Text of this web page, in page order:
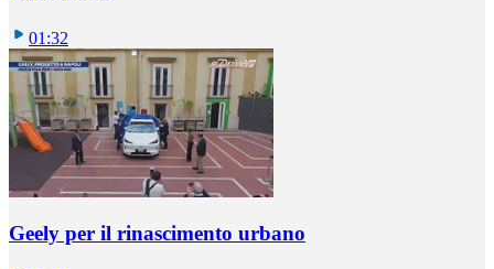
01:32
Geely per il rinascimento urbano